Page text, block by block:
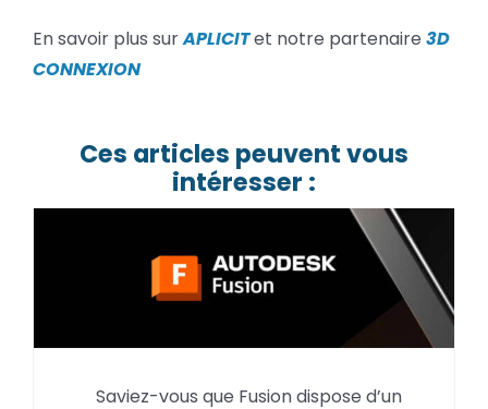
En savoir plus surAPLICITet notre partenaire 3D
CONNEXION
Ces articles peuvent vous
intéresser :
Convertir un .step en tôle, créer
Saviez-vous que Fusion dispose d’un